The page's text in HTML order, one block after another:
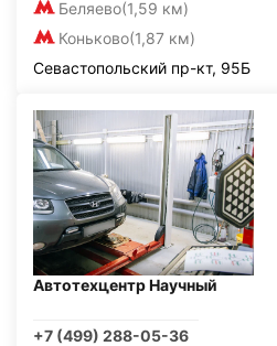
Беляево(1,59 км)
Коньково(1,87 км)
Севастопольский пр-кт, 95Б
Автотехцентр Научный
+7 (499) 288-05-36